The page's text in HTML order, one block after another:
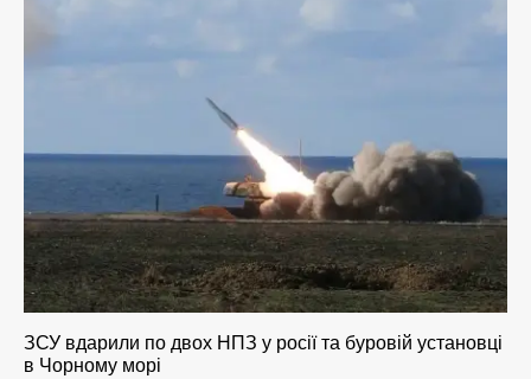
ЗСУ вдарили по двох НПЗ у росії та буровій установці
в Чорному морі